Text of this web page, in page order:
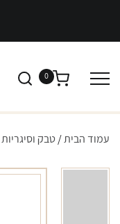
0
עמוד הבית/טבק וסיגריות